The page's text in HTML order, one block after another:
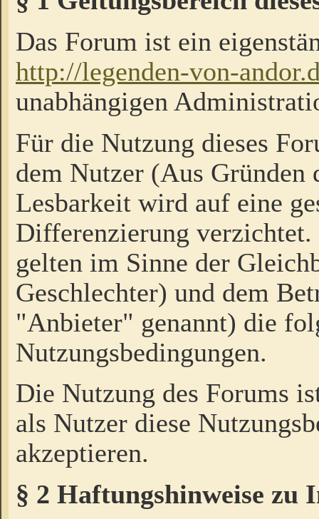
Das Forum ist ein
http://legenden-von-
unabhängigen
Für die Nutzung dieses
dem Nutzer (Aus Gründen
Lesbarkeit wird auf eine
Differenzierung
gelten im Sinne der
Geschlechter) und dem
"Anbieter" genannt) die
Nutzungsbedingungen.
Die Nutzung des Forums
als Nutzer diese
akzeptieren.
§ 2 Haftungshinweise zu